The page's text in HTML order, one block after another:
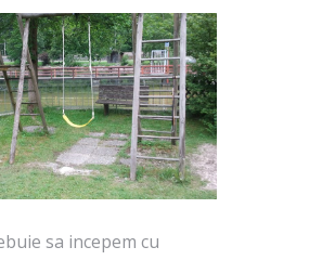
sa incepem cu